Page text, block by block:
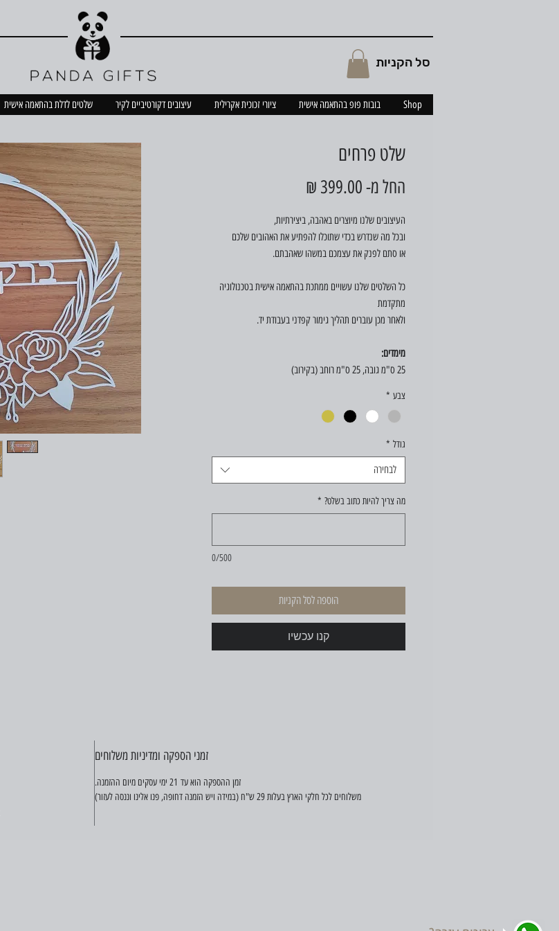
סל הקניות
שלטים לדלת בהתאמה אישית עיצובים דקורטיביים לקיר ציורי זכוכית אקרילית בובות פופ בהתאמה אישית Shop
שלט פרחים
החל מ-399.00 ₪
העיצובים שלנו מיוצרים באהבה, ביצירתיות,
ובכל מה שנדרש בכדי שתוכלו להפתיע את האהובים שלכם
או סתם לפנק את עצמכם במשהו שאהבתם.
כל השלטים שלנו עשויים ממתכת בהתאמה אישית בטכנולוגיה
מתקדמת
ולאחר מכן עוברים תהליך גימור קפדני בעבודת יד.
מימדים:
25 ס"מ גובה, 25 ס"מ רוחב (בקירוב)
צבע *
גודל *
לבחירה
מה צריך להיות כתוב בשלט? *
0/500
הוספה לסל הקניות
קנו עכשיו
זמני הספקה ומדיניות משלוחים
זמן ההספקה הוא עד 21 ימי עסקים מיום ההזמנה.
משלוחים לכל חלקי הארץ בעלות 29 ש"ח (במידה ויש הזמנה דחופה, פנו אלינו וננסה לעזור)